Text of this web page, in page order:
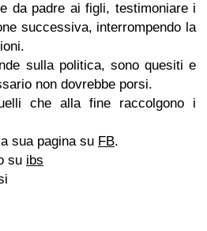
da padre ai figli, testimoniare i
successiva, interrompendo la
sulla politica, sono quesiti e
non dovrebbe porsi.
che alla fine raccolgono i
sua pagina su FB.
su ibs